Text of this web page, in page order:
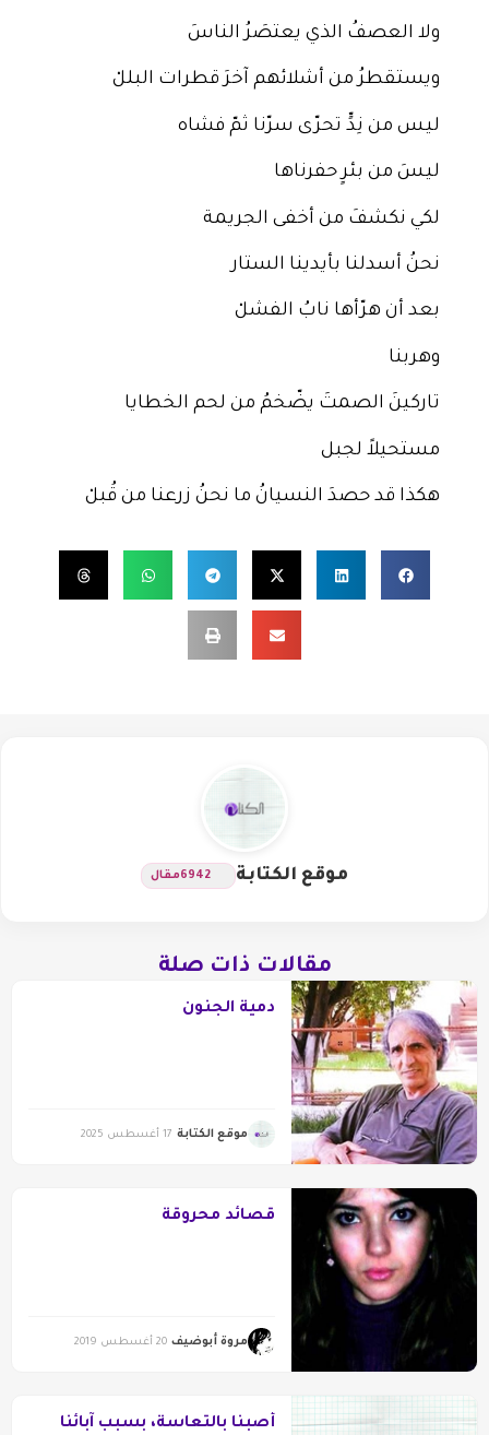
ولا العصفُ الذي يعتصَرُ الناسَ
ويستقطرُ من أشلائهم آخرَ قطرات البللْ
ليس من نِدٍّ تحرّى سرّنا ثمّ فشاه
ليسَ من بئرٍ حفرناها
لكي نكشفَ من أخفى الجريمة
نحنُ أسدلنا بأيدينا الستار
بعد أن هرّأها نابُ الفشلْ
وهربنا
تاركينَ الصمتَ يضّخمُ من لحم الخطايا
مستحيلاً لجبل
هكذا قد حصدَ النسيانُ ما نحنُ زرعنا من قُبلْ
موقع الكتابة 6942مقال
مقالات ذات صلة
دميةُ الجنون
موقع الكتابة 17 أغسطس 2025
قصائد محروقة
مروة أبوضيف 20 أغسطس 2019
أُصبنا بالتعاسة، بسبب آبائنا